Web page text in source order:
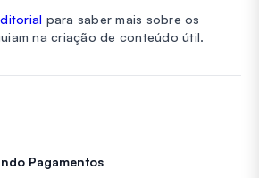
para saber mais sobre os
na criação de conteúdo útil.
Pagamentos